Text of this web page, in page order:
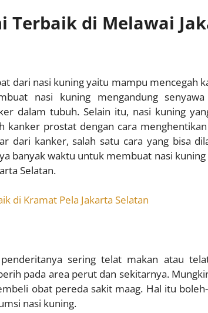
Terbaik di Melawai
dari nasi kuning yaitu mampu mencegah
nasi kuning mengandung
dalam tubuh. Selain itu, nasi kuning
kanker prostat dengan cara
dari kanker, salah satu cara yang bisa
banyak waktu untuk membuat nasi kuning
Selatan.
di Kramat Pela Jakarta Selatan
sering telat makan atau
pada area perut dan sekitarnya.
obat pereda sakit maag. Hal itu
nasi kuning.